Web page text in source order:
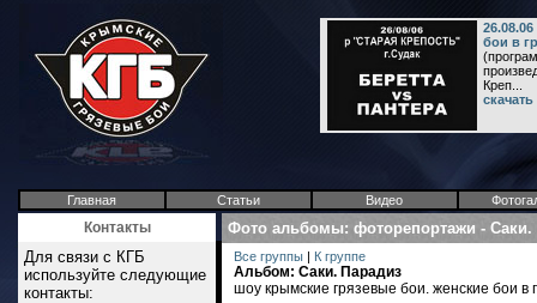
бои в
Креп...
Главная Статьи Видео
Контакты
Для связи с КГБ
используйте следующие
контакты:
Фото альбомы: фоторепортажи - Саки.
Все группы | К группе
Альбом: Саки. Парадиз
шоу крымские грязевые бои. женские бои в